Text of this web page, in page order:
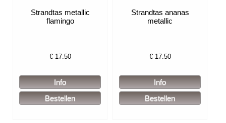
Strandtas metallic
flamingo
€ 17.50
Strandtas ananas
metallic
€ 17.50